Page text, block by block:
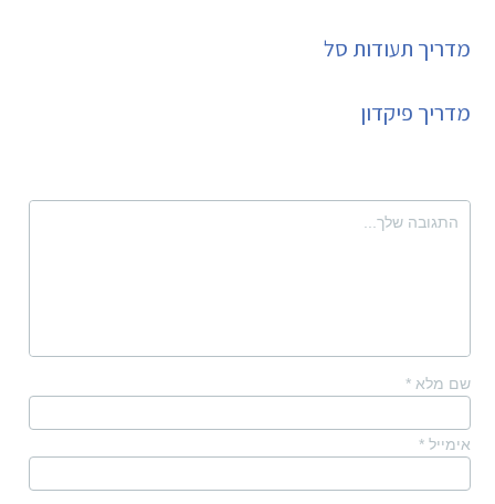
מדריך תעודות סל
מדריך פיקדון
שם מלא *
אימייל *